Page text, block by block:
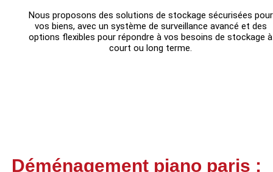
Nous proposons des solutions de stockage sécurisées pour
vos biens, avec un système de surveillance avancé et des
options flexibles pour répondre à vos besoins de stockage à
court ou long terme.
Déménagement piano paris :